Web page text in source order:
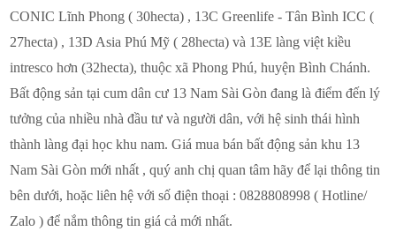
CONIC Lĩnh Phong ( 30hecta) , 13C Greenlife - Tân Bình ICC (
27hecta) , 13D Asia Phú Mỹ ( 28hecta)và 13E làng việt kiều
intresco hơn (32hecta), thuộc xã Phong Phú, huyện Bình Chánh.
Bất động sản tại cum dân cư 13 Nam Sài Gòn đang là điểm đến lý
tưởng của nhiều nhà đầu tư và người dân, với hệ sinh thái hình
thành làng đại học khu nam. Giá mua bán bất động sản khu 13
Nam Sài Gòn mới nhất , quý anh chị quan tâm hãy để lại thông tin
bên dưới, hoặc liên hệ với số điện thoại : 0828808998 ( Hotline/
Zalo ) để nắm thông tin giá cả mới nhất.